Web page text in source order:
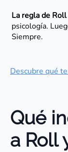
La regla de
psicología.
Siempre.
Descubre qué
Qué
a Roll